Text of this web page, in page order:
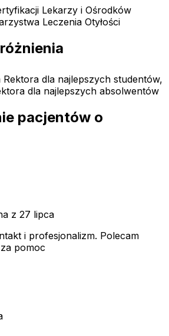
Lekarzy i Ośrodków
Leczenia Otyłości
Rektora dla najlepszych studentów,
dla najlepszych absolwentów
pacjentów o
z 27 lipca
i profesjonalizm. Polecam
pomoc